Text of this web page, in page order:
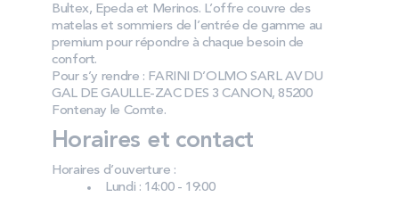
Bultex, Epeda et Merinos. L’offre couvre des
matelas et sommiers de l’entrée de gamme au
premium pour répondre à chaque besoin de
confort.
Pour s’y rendre : FARINI D’OLMO SARL AV DU
GAL DE GAULLE-ZAC DES 3 CANON, 85200
Fontenay le Comte.
Horaires et contact
Horaires d’ouverture :
Lundi : 14:00 - 19:00